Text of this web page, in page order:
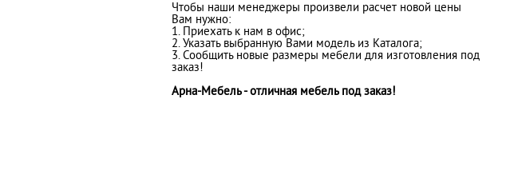
Чтобы наши менеджеры произвели расчет новой цены
Вам нужно:
1. Приехать к нам в офис;
2. Указать выбранную Вами модель из Каталога;
3. Сообщить новые размеры мебели для изготовления под
заказ!
Арна-Мебель - отличная мебель под заказ!